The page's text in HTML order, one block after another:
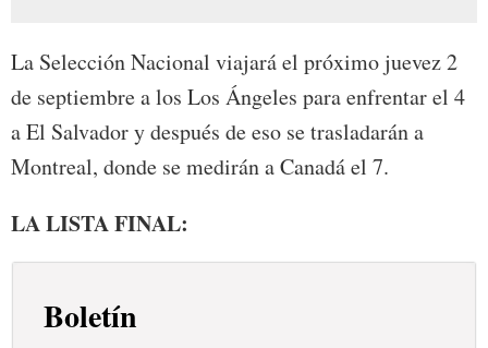
La Selección Nacional viajará el próximo juevez 2
de septiembre a los Los Ángeles para enfrentar el 4
a El Salvador y después de eso se trasladarán a
Montreal, donde se medirán a Canadá el 7.
LA LISTA FINAL:
Boletín